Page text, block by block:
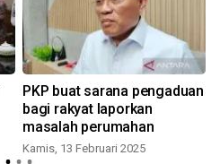
PKP buat sarana pengaduan
bagi rakyat laporkan
masalah perumahan
Kamis, 13 Februari 2025